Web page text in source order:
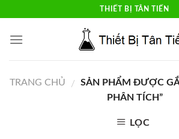
content
THIẾT BỊ TÂN TIẾN
TRANG CHỦ /
SẢN PHẨM ĐƯỢC
PHÂN TÍCH”
LỌC